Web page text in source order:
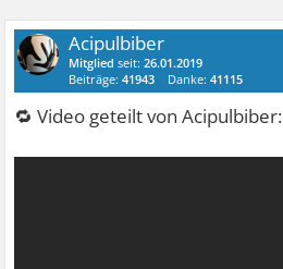
Acipulbiber
Mitglied seit:26.01.2019
Beiträge:41943 Danke:41115
🔁 Video geteilt von Acipulbiber: